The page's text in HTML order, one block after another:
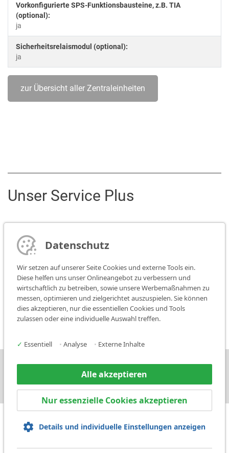
Vorkonfigurierte SPS-Funktionsbausteine, z.B. TIA
(optional):
ja
Sicherheitsrelaismodul (optional):
ja
zur Übersicht aller Zentraleinheiten
Unser Service Plus
Vertriebskontakt
Medien
Presse Kontakt
Datenschutz
Wir setzen auf unserer Seite Cookies und externe Tools ein.
Diese helfen uns unser Onlineangebot zu verbessern und
wirtschaftlich zu betreiben, sowie unsere Werbemaßnahmen zu
messen, optimieren und zielgerichtet auszuspielen. Sie können
dies akzeptieren, nur die essentiellen Cookies und Tools
zulassen oder eine individuelle Auswahl treffen.
✓ Essentiell • Analyse • Externe Inhalte
Alle akzeptieren
Nur essenzielle Cookies akzeptieren
Details und individuelle Einstellungen anzeigen